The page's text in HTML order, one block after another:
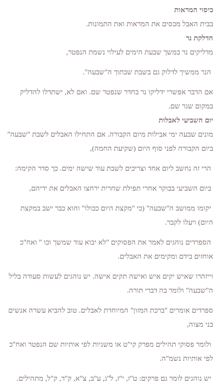
כיסוי המראות
בבית האבל מכסים את המראות ואת התמונות.
הדלקת נר
מדליקים נר במשך שבעת הימים לעילוי נשמת הנפטר,
הנר ממשיך לדלוק גם בשבת שבתוך ה"שבעה".
אם הדבר אפשרי ידליקו נר בחדר שנפטר שם. ואם לא, ישתדלו להדליק
במקום שגר שם.
יום השביעי לאבלות
מונים שבעה ימי אבילות מיום הקבורה. אם התחילו האבלים לשבת "שבעה"
ביום הקבורה לפני סוף היום (שקיעת החמה),
הרי זה נחשב ליום אחד וצריכים לשבת עוד שישה ימים. כך סדר הקימה:
ביום השביעי בבוקר אחרי תפילת שחרית ירחצו האבלים את ידיהם,
יקומו ממושב ה"שבעה" (כי "מקצת היום ככולו" והוא כבר ישב במקצת
היום) ויעלו לקבר.
הספרדים נוהגים לאמר את הפסוקים "לא יבוא עוד שמשך וכו " ואח"כ
אוחזים בידם ומקימים את האבלים.
וייזהרו שאיש יקים איש ואישה תקים אישה. יש נוהגים לעשות סעודה בליל
ה"שבעה" ולומר בה דברי תורה.
ספרדים אומרים "ברכת המזון" המיוחדת לאבלים. טוב להביא עשרה אנשים
בני מצוה,
ולומר פסוקי תהילים מפרק קי"ט או משניות לפי אותיות שם הנפטר ואח"כ
לפי אותיות נשמ"ה.
יש נוהגים לומר גם פרקים: ט"ז, י"ז, ל"ג, ע"ב, צ"א, ק"ד, ק"ל, מתהילים.